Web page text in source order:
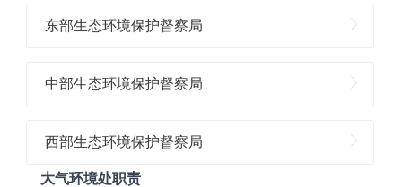
东部生态环境保护督察局
中部生态环境保护督察局
西部生态环境保护督察局
大气环境处职责